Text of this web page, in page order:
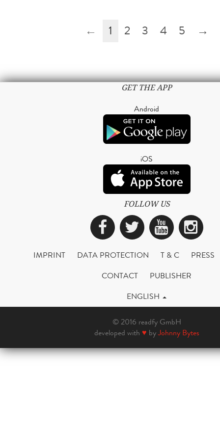
← 1 2 3 4 5 →
GET THE APP
Android
iOS
FOLLOW US
Facebook
Twitter
IMPRINT DATA PROTECTION T & C
PRESS
CONTACT
PUBLISHER
ENGLISH
© 2016 readfy GmbH
developed with ♥ byJohnny Bytes